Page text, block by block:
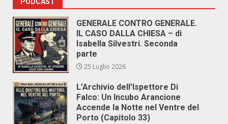
GENERALE CONTRO GENERALE.
IL CASO DALLA CHIESA – di
Isabella Silvestri. Seconda
parte
25 Luglio 2026
L’Archivio dell’Ispettore Di
Falco: Un Incubo Arancione
Accende la Notte nel Ventre del
Porto (Capitolo 33)